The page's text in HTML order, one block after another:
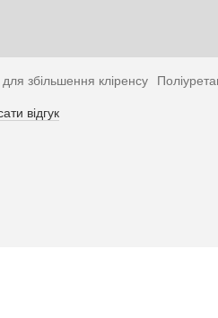
збільшення кліренсу
відгук